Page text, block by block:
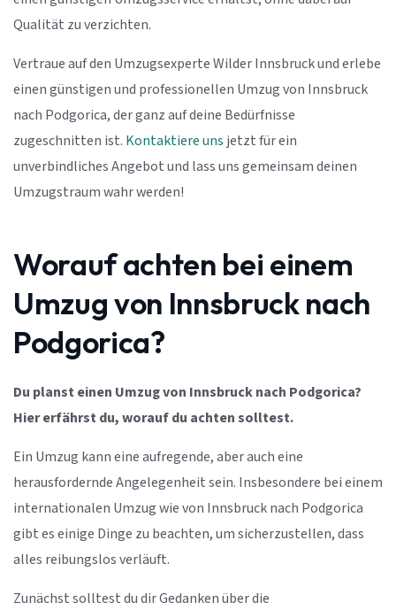
Qualität zu verzichten.
Vertraue auf den Umzugsexperte Wilder Innsbruck und erlebe
einen günstigen und professionellen Umzug von Innsbruck
nach Podgorica, der ganz auf deine Bedürfnisse
zugeschnitten ist. Kontaktiere uns jetzt für ein
unverbindliches Angebot und lass uns gemeinsam deinen
Umzugstraum wahr werden!
Worauf achten bei einem
Umzug von Innsbruck nach
Podgorica?
Du planst einen Umzug von Innsbruck nach Podgorica?
Hier erfährst du, worauf du achten solltest.
Ein Umzug kann eine aufregende, aber auch eine
herausfordernde Angelegenheit sein. Insbesondere bei einem
internationalen Umzug wie von Innsbruck nach Podgorica
gibt es einige Dinge zu beachten, um sicherzustellen, dass
alles reibungslos verläuft.
Zunächst solltest du dir Gedanken über die